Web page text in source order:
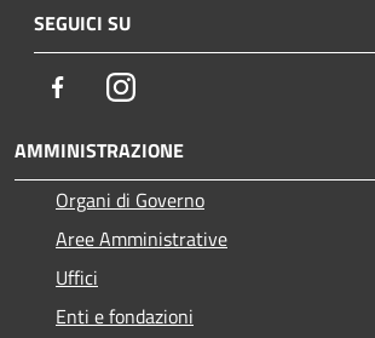
SEGUICI SU
FacebookInstagram
AMMINISTRAZIONE
Organi di Governo
Aree Amministrative
Uffici
Enti e fondazioni